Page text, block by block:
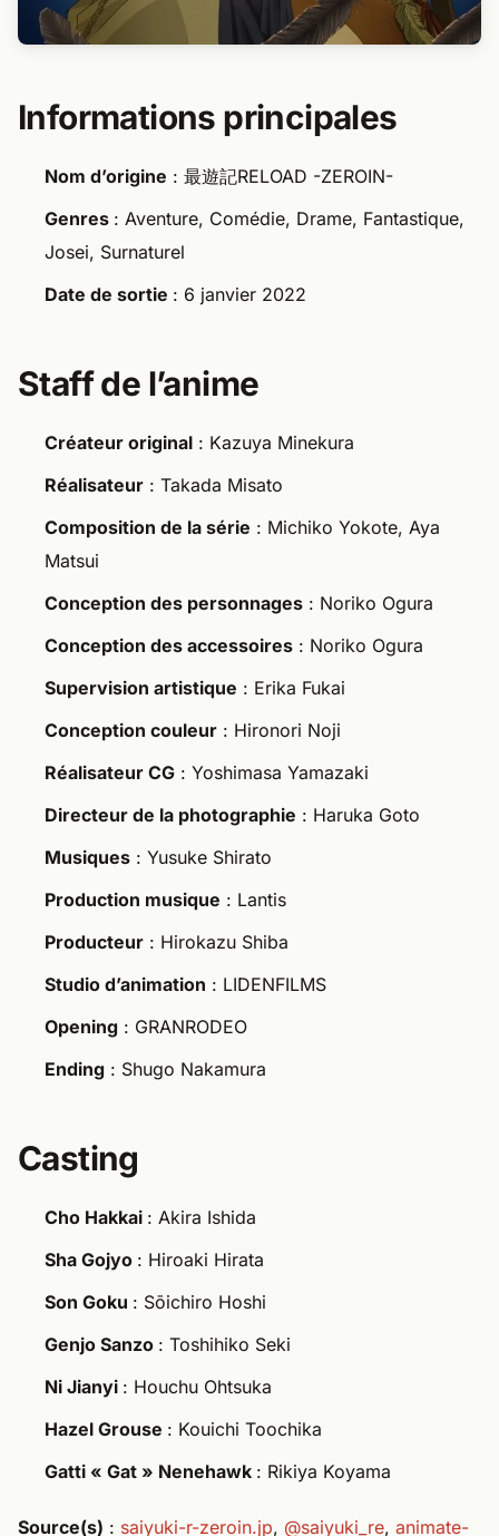
Informations principales
Nom d’origine : 最遊記RELOAD -ZEROIN-
Genres : Aventure, Comédie, Drame, Fantastique,
Josei, Surnaturel
Date de sortie : 6 janvier 2022
Staff de l’anime
Créateur original : Kazuya Minekura
Réalisateur : Takada Misato
Composition de la série : Michiko Yokote, Aya
Matsui
Conception des personnages : Noriko Ogura
Conception des accessoires : Noriko Ogura
Supervision artistique : Erika Fukai
Conception couleur : Hironori Noji
Réalisateur CG : Yoshimasa Yamazaki
Directeur de la photographie : Haruka Goto
Musiques : Yusuke Shirato
Production musique : Lantis
Producteur : Hirokazu Shiba
Studio d’animation : LIDENFILMS
Opening : GRANRODEO
Ending : Shugo Nakamura
Casting
Cho Hakkai : Akira Ishida
Sha Gojyo : Hiroaki Hirata
Son Goku : Sōichiro Hoshi
Genjo Sanzo : Toshihiko Seki
Ni Jianyi : Houchu Ohtsuka
Hazel Grouse : Kouichi Toochika
Gatti « Gat » Nenehawk : Rikiya Koyama
Source(s) : saiyuki-r-zeroin.jp, @saiyuki_re, animate-